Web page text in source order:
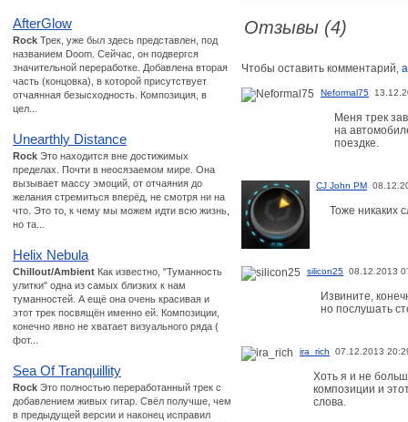
AfterGlow
Rock Трек, уже был здесь представлен, под
названием Doom. Сейчас, он подвергся
значительной переработке. Добавлена вторая
часть (концовка), в которой присутствует
отчаянная безысходность. Композиция, в
цел...
Unearthly Distance
Rock Это находится вне достижимых
пределах. Почти в неосязаемом мире. Она
вызывает массу эмоций, от отчаяния до
желания стремиться вперёд, не смотря ни на
что. Это то, к чему мы можем идти всю жизнь,
но та...
Helix Nebula
Chillout/Ambient Как известно, "Туманность
улитки" одна из самых близких к нам
туманностей. А ещё она очень красивая и
этот трек посвящён именно ей. Композиции,
конечно явно не хватает визуального ряда (
фот...
Sea Of Tranquillity
Rock Это полностью переработанный трек с
добавлением живых гитар. Свёл получше, чем
в предыдущей версии и наконец исправил
Отзывы (4)
Чтобы оставить комментарий,
Neformal75
Меня трек
на
поездке.
CJ John PM
Тоже никаких
silicon25 08.12.2013
Извините,
но послушать
ira_rich 07.12.2013
Хоть я и не
композиции и
слова.